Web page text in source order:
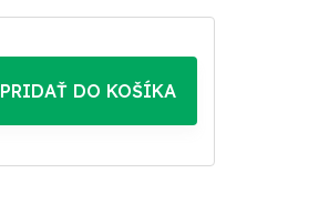
PRIDAŤ DO KOŠÍKA